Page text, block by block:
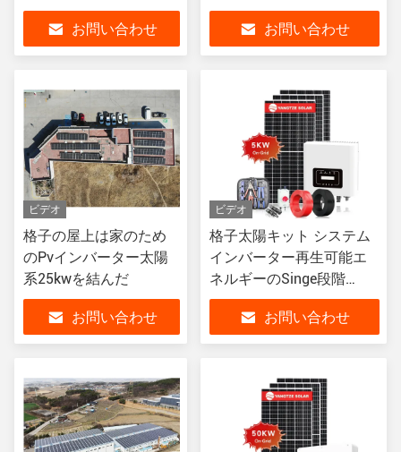
お問い合わせ お問い合わせ
ビデオ
格子の屋上は家のため
のPvインバーター太陽
系25kwを結んだ
お問い合わせ
ビデオ
格子太陽キット システム
インバーター再生可能エ
ネルギーのSinge段階
110V/230V 5kw
お問い合わせ